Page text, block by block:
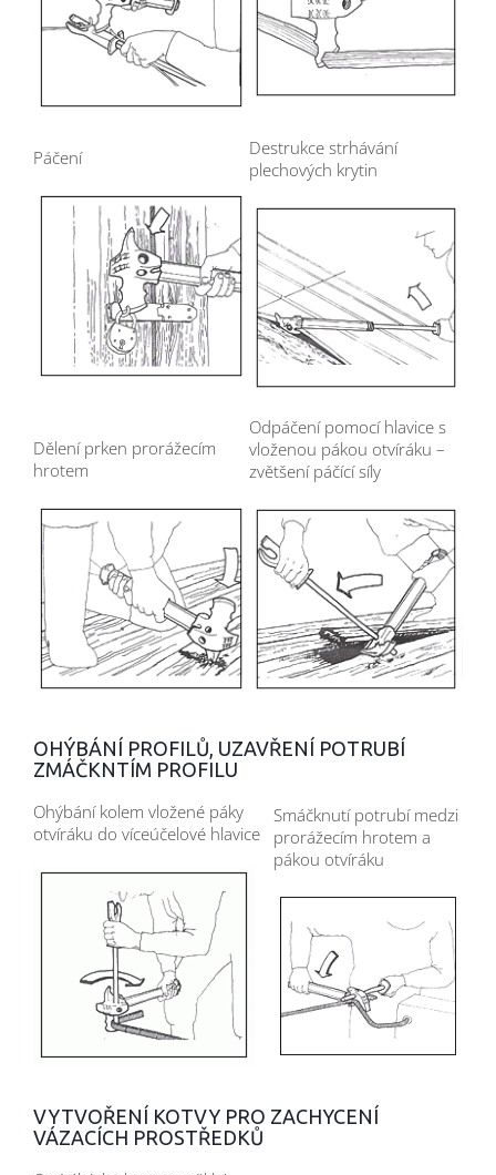
Páčení
Destrukce strhávání
plechových krytin
Dělení prken prorážecím
hrotem
Odpáčení pomocí hlavice s
vloženou pákou otvíráku –
zvětšení páčící síly
OHÝBÁNÍ PROFILŮ, UZAVŘENÍ POTRUBÍ
ZMÁČKNTÍM PROFILU
Ohýbání kolem vložené páky
otvíráku do víceúčelové hlavice
Smáčknutí potrubí medzi
prorážecím hrotem a
pákou otvíráku
VYTVOŘENÍ KOTVY PRO ZACHYCENÍ
VÁZACÍCH PROSTŘEDKŮ